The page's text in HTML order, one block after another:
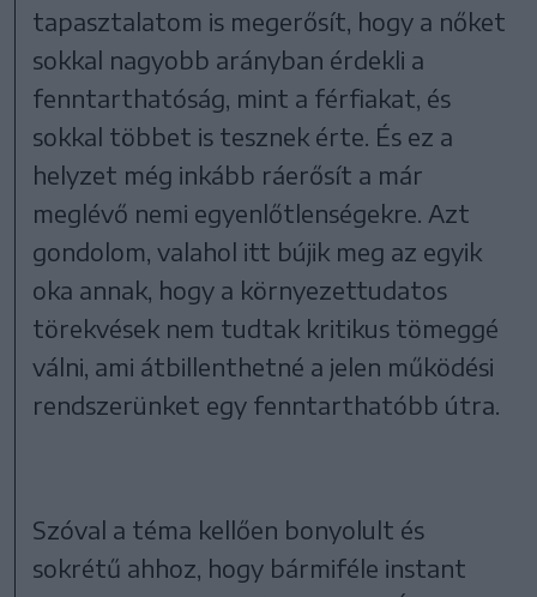
tapasztalatom is megerősít, hogy a nőket
sokkal nagyobb arányban érdekli a
fenntarthatóság, mint a férfiakat, és
sokkal többet is tesznek érte. És ez a
helyzet még inkább ráerősít a már
meglévő nemi egyenlőtlenségekre. Azt
gondolom, valahol itt bújik meg az egyik
oka annak, hogy a környezettudatos
törekvések nem tudtak kritikus tömeggé
válni, ami átbillenthetné a jelen működési
rendszerünket egy fenntarthatóbb útra.
Szóval a téma kellően bonyolult és
sokrétű ahhoz, hogy bármiféle instant